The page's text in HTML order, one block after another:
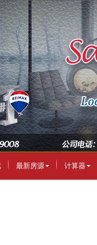
最新房源 计算器